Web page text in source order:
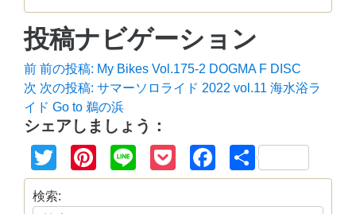
投稿ナビゲーション
前 前の投稿: My Bikes Vol.175-2 DOGMA F DISC
次 次の投稿: サマーソロライド 2022 vol.11 海水浴ラ
イド Go to 鵜の浜
シェアしましょう：
TwitterPinterest
Line PocketFacebook
共
有
検索: